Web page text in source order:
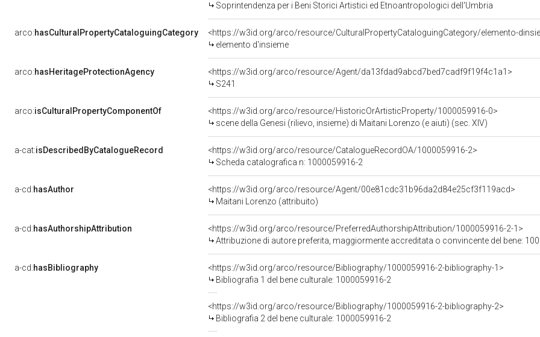
Soprintendenza per i Beni Storici Artistici ed Etnoantropologici dell'Umbria
arco:hasCulturalPropertyCataloguingCategory
<https://w3id.org/arco/resource/CulturalPropertyCataloguingCategory/elemento-
elemento d'insieme
arco:hasHeritageProtectionAgency
<https://w3id.org/arco/resource/Agent/da13fdad9abcd7bed7cadf9f19f4c1a1>
S241
arco:isCulturalPropertyComponentOf
<https://w3id.org/arco/resource/HistoricOrArtisticProperty/1000059916-0>
scene della Genesi (rilievo, insieme) di Maitani Lorenzo (e aiuti) (sec. XIV)
a-cat:isDescribedByCatalogueRecord
<https://w3id.org/arco/resource/CatalogueRecordOA/1000059916-2>
Scheda catalografica n: 1000059916-2
a-cd:hasAuthor
<https://w3id.org/arco/resource/Agent/00e81cdc31b96da2d84e25cf3f119acd>
Maitani Lorenzo (attribuito)
a-cd:hasAuthorshipAttribution
<https://w3id.org/arco/resource/PreferredAuthorshipAttribution/1000059916-2-1>
Attribuzione di autore preferita, maggiormente accreditata o convincente del bene:
a-cd:hasBibliography
<https://w3id.org/arco/resource/Bibliography/1000059916-2-bibliography-1>
Bibliografia 1 del bene culturale: 1000059916-2
<https://w3id.org/arco/resource/Bibliography/1000059916-2-bibliography-2>
Bibliografia 2 del bene culturale: 1000059916-2